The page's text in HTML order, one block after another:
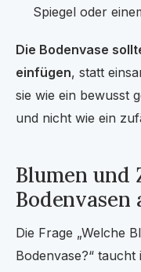
Spiegel oder
Die Bodenvase
einfügen, statt
sie wie ein bewusst
und nicht wie ein
Blumen und
Bodenvasen
Die Frage „Welche
Bodenvase?“